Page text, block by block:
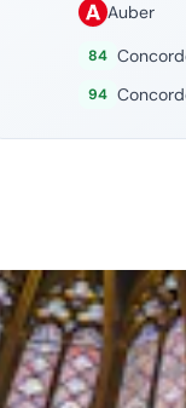
Auber
84
94